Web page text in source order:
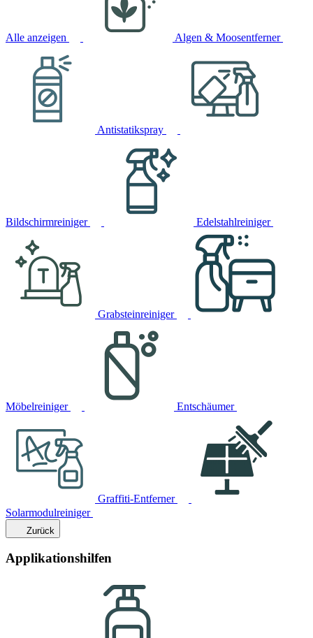
Alle anzeigen Algen & Moosentferner
Antistatikspray
Bildschirmreiniger Edelstahlreiniger
Grabsteinreiniger
Möbelreiniger Entschäumer
Graffiti-Entferner
Solarmodulreiniger
Zurück
Applikationshilfen